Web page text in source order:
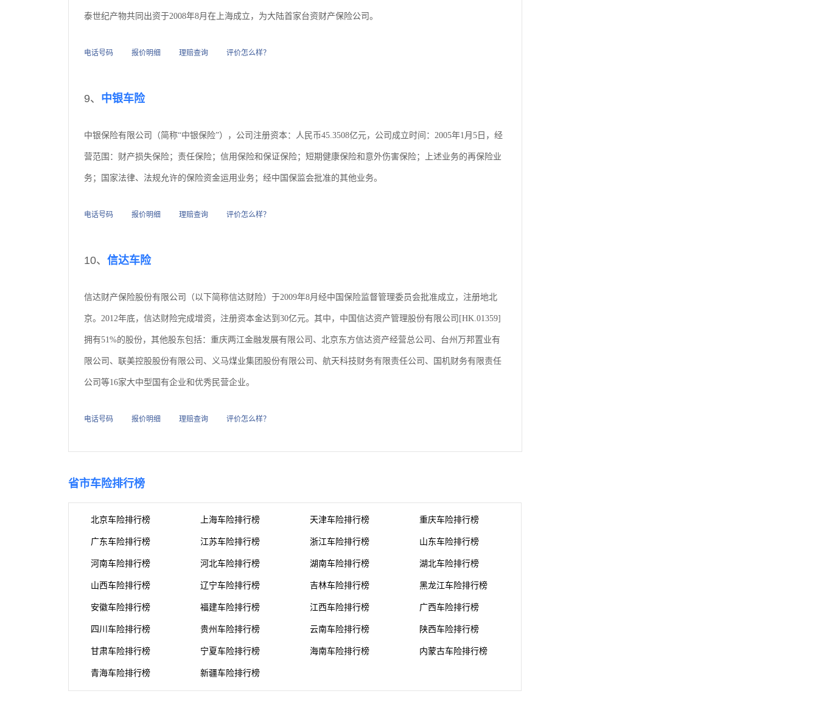
泰世纪产物共同出资于2008年8月在上海成立，为大陆首家台资财产保险公司。
电话号码 报价明细 理赔查询 评价怎么样？
9、 中银车险
中银保险有限公司（简称“中银保险”），公司注册资本：人民币45.3508亿元，公司成立时间：2005年1月5日，经
营范围：财产损失保险；责任保险；信用保险和保证保险；短期健康保险和意外伤害保险；上述业务的再保险业
务；国家法律、法规允许的保险资金运用业务；经中国保监会批准的其他业务。
电话号码 报价明细 理赔查询 评价怎么样？
10、 信达车险
信达财产保险股份有限公司（以下简称信达财险）于2009年8月经中国保险监督管理委员会批准成立，注册地北
京。2012年底，信达财险完成增资，注册资本金达到30亿元。其中，中国信达资产管理股份有限公司[HK.01359]
拥有51%的股份，其他股东包括：重庆两江金融发展有限公司、北京东方信达资产经营总公司、台州万邦置业有
限公司、联美控股股份有限公司、义马煤业集团股份有限公司、航天科技财务有限责任公司、国机财务有限责任
公司等16家大中型国有企业和优秀民营企业。
电话号码 报价明细 理赔查询 评价怎么样？
省市车险排行榜
北京车险排行榜 上海车险排行榜 天津车险排行榜 重庆车险排行榜
广东车险排行榜 江苏车险排行榜 浙江车险排行榜 山东车险排行榜
河南车险排行榜 河北车险排行榜 湖南车险排行榜 湖北车险排行榜
山西车险排行榜 辽宁车险排行榜 吉林车险排行榜 黑龙江车险排行榜
安徽车险排行榜 福建车险排行榜 江西车险排行榜 广西车险排行榜
四川车险排行榜 贵州车险排行榜 云南车险排行榜 陕西车险排行榜
甘肃车险排行榜 宁夏车险排行榜 海南车险排行榜 内蒙古车险排行榜
青海车险排行榜 新疆车险排行榜